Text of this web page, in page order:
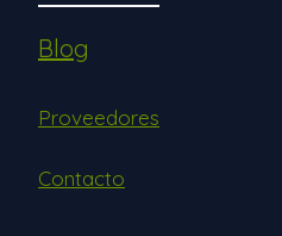
Blog
Proveedores
Contacto